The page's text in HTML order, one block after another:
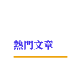
熱門文章